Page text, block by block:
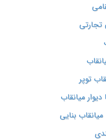
تجارتی
توپر
میانقاب
بنایی